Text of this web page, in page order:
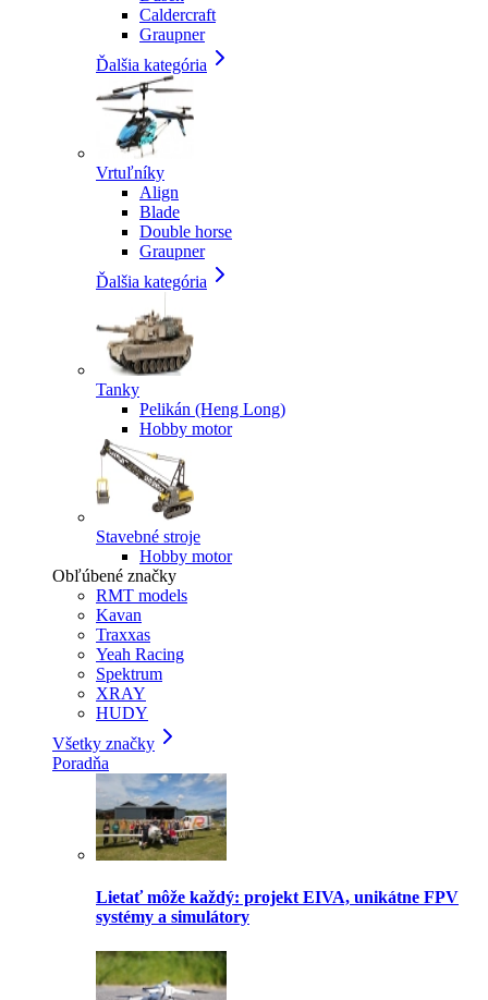
Caldercraft
Graupner
Ďalšia kategória
Vrtuľníky
Align
Blade
Double horse
Graupner
Ďalšia kategória
Tanky
Pelikán (Heng Long)
Hobby motor
Stavebné stroje
Hobby motor
Obľúbené značky
RMT models
Kavan
Traxxas
Yeah Racing
Spektrum
XRAY
HUDY
Všetky značky
Poradňa
Lietať môže každý: projekt EIVA, unikátne FPV
systémy a simulátory